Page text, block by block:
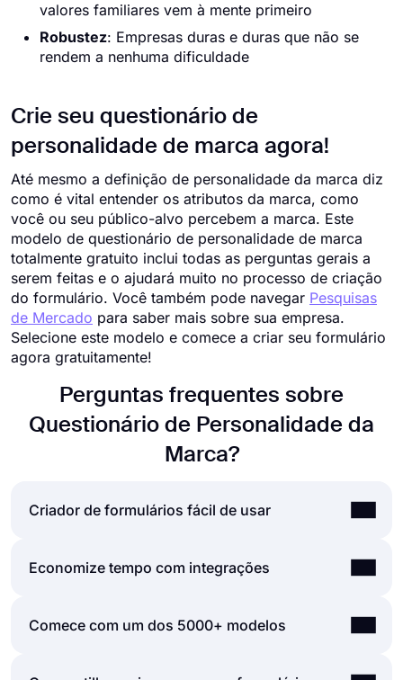
valores familiares vem à mente primeiro
Robustez: Empresas duras e duras que não se
rendem a nenhuma dificuldade
Crie seu questionário de
personalidade de marca agora!
Até mesmo a definição de personalidade da marca diz
como é vital entender os atributos da marca, como
você ou seu público-alvo percebem a marca. Este
modelo de questionário de personalidade de marca
totalmente gratuito inclui todas as perguntas gerais a
serem feitas e o ajudará muito no processo de criação
do formulário. Você também pode navegar Pesquisas
de Mercado para saber mais sobre sua empresa.
Selecione este modelo e comece a criar seu formulário
agora gratuitamente!
Perguntas frequentes sobre
Questionário de Personalidade da
Marca?
Criador de formulários fácil de usar
Criar formulários e pesquisas online é muito mais
simplesmente criar formulários ou pesquisas e
Economize tempo com integrações
Formulários e pesquisas que são criados em
Comece com um dos 5000+ modelos